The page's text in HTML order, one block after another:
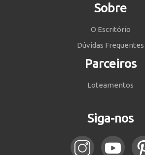
Sobre
O Escritório
Dúvidas Frequentes
Parceiros
Loteamentos
Siga-nos